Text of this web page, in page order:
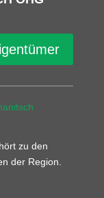
zu den
der Region.